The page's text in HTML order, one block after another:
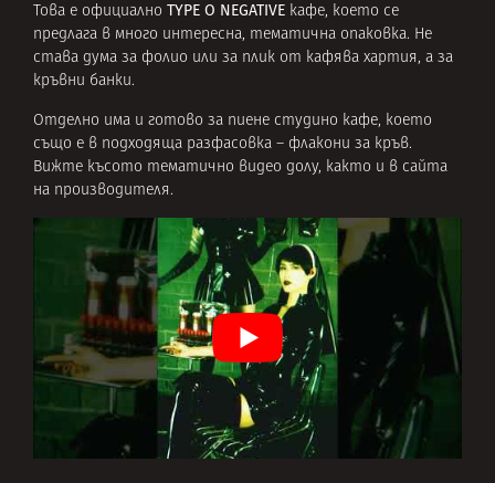
Това е официално TYPE O NEGATIVE кафе, което се
предлага в много интересна, тематична опаковка. Не
става дума за фолио или за плик от кафява хартия, а за
кръвни банки.
Отделно има и готово за пиене студино кафе, което
също е в подходяща разфасовка – флакони за кръв.
Вижте късото тематично видео долу, както и в сайта
на производителя.